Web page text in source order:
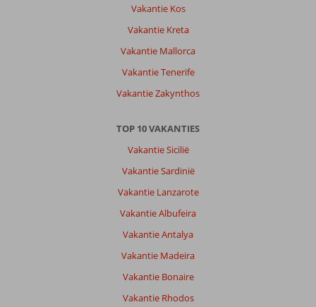
Vakantie Kos
Vakantie Kreta
Vakantie Mallorca
Vakantie Tenerife
Vakantie Zakynthos
TOP 10 VAKANTIES
Vakantie Sicilië
Vakantie Sardinië
Vakantie Lanzarote
Vakantie Albufeira
Vakantie Antalya
Vakantie Madeira
Vakantie Bonaire
Vakantie Rhodos